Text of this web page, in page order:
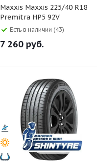
Maxxis Maxxis 225/40 R18
Premitra HP5 92V
Есть в наличии (43)
7 260 руб.